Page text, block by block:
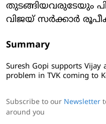
തുടങ്ങിയവരുടേയും
വിജയ് സര്‍ക്കാര്‍
Summary
Suresh Gopi supports Vijay
problem in TVK coming to
Subscribe to our Newsletter
around you